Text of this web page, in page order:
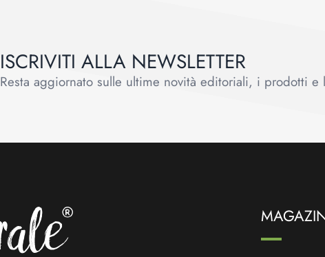
ISCRIVITI ALLA NEWSLETTER
Resta aggiornato sulle ultime novità editoriali, i prodotti e